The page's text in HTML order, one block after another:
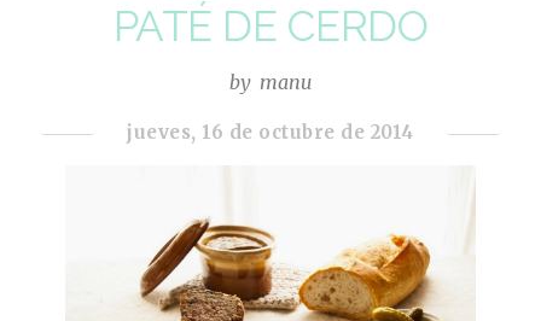
PATÉ DE CERDO
by manu
jueves, 16 de octubre de 2014